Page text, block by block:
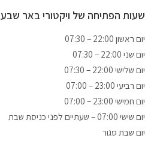
שעות הפתיחה של ויקטורי באר שבע
07:30 – 22:00 יום ראשון
07:30 – 22:00 יום שני
07:30 – 22:00 יום שלישי
07:00 – 23:00 יום רביעי
07:00 – 23:00 יום חמישי
יום שישי 07:00 – שעתיים לפני כניסת שבת
יום שבת סגור